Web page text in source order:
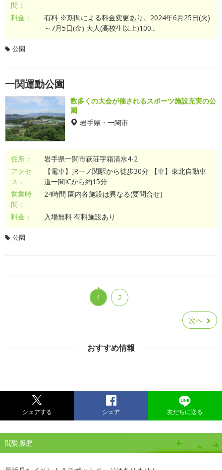
間：
料金：
有料 ※期間による料金変更あり。2024年6月25日(火)
～7月5日(金) 大人(高校生以上)100...
公園
一関運動公園
数多くの大会が催されるスポーツ施設充実の公
園
岩手県・一関市
住所：
岩手県一関市萩荘字箱清水4-2
アクセ
ス：
【電車】JR一ノ関駅から徒歩30分 【車】東北自動車
道一関ICから約15分
営業時
間：
24時間 園内各施設は異なる(要問合せ)
料金： 入場無料 有料施設あり
公園
1 2
次へ
おすすめ情報
シェアする シェア 友だちに送る
閲覧履歴